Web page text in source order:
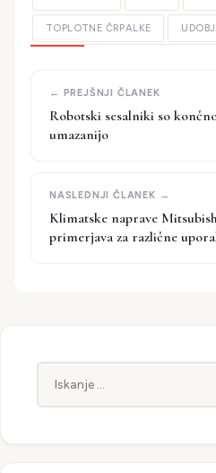
TOPLOTNE ČRPALKE
Robotski sesalniki so
umazanijo
Klimatske naprave
primerjava za različne